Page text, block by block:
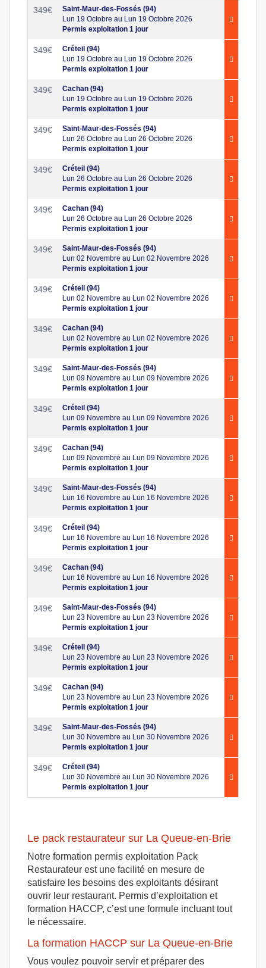
349€
Saint-Maur-des-Fossés (94)
Lun 19 Octobre au Lun 19 Octobre 2026
Permis exploitation 1 jour
349€
Créteil (94)
Lun 19 Octobre au Lun 19 Octobre 2026
Permis exploitation 1 jour
349€
Cachan (94)
Lun 19 Octobre au Lun 19 Octobre 2026
Permis exploitation 1 jour
349€
Saint-Maur-des-Fossés (94)
Lun 26 Octobre au Lun 26 Octobre 2026
Permis exploitation 1 jour
349€
Créteil (94)
Lun 26 Octobre au Lun 26 Octobre 2026
Permis exploitation 1 jour
349€
Cachan (94)
Lun 26 Octobre au Lun 26 Octobre 2026
Permis exploitation 1 jour
349€
Saint-Maur-des-Fossés (94)
Lun 02 Novembre au Lun 02 Novembre 2026
Permis exploitation 1 jour
349€
Créteil (94)
Lun 02 Novembre au Lun 02 Novembre 2026
Permis exploitation 1 jour
349€
Cachan (94)
Lun 02 Novembre au Lun 02 Novembre 2026
Permis exploitation 1 jour
349€
Saint-Maur-des-Fossés (94)
Lun 09 Novembre au Lun 09 Novembre 2026
Permis exploitation 1 jour
349€
Créteil (94)
Lun 09 Novembre au Lun 09 Novembre 2026
Permis exploitation 1 jour
349€
Cachan (94)
Lun 09 Novembre au Lun 09 Novembre 2026
Permis exploitation 1 jour
349€
Saint-Maur-des-Fossés (94)
Lun 16 Novembre au Lun 16 Novembre 2026
Permis exploitation 1 jour
349€
Créteil (94)
Lun 16 Novembre au Lun 16 Novembre 2026
Permis exploitation 1 jour
349€
Cachan (94)
Lun 16 Novembre au Lun 16 Novembre 2026
Permis exploitation 1 jour
349€
Saint-Maur-des-Fossés (94)
Lun 23 Novembre au Lun 23 Novembre 2026
Permis exploitation 1 jour
349€
Créteil (94)
Lun 23 Novembre au Lun 23 Novembre 2026
Permis exploitation 1 jour
349€
Cachan (94)
Lun 23 Novembre au Lun 23 Novembre 2026
Permis exploitation 1 jour
349€
Saint-Maur-des-Fossés (94)
Lun 30 Novembre au Lun 30 Novembre 2026
Permis exploitation 1 jour
349€
Créteil (94)
Lun 30 Novembre au Lun 30 Novembre 2026
Permis exploitation 1 jour
Le pack restaurateur sur La Queue-en-Brie
Notre formation permis exploitation Pack
Restaurateur est une facilité en mesure de
satisfaire les besoins des exploitants désirant
ouvrir leur restaurant. Permis d’exploitation et
formation HACCP, c’est une formule incluant tout
le nécessaire.
La formation HACCP sur La Queue-en-Brie
Vous voulez pouvoir servir et préparer des